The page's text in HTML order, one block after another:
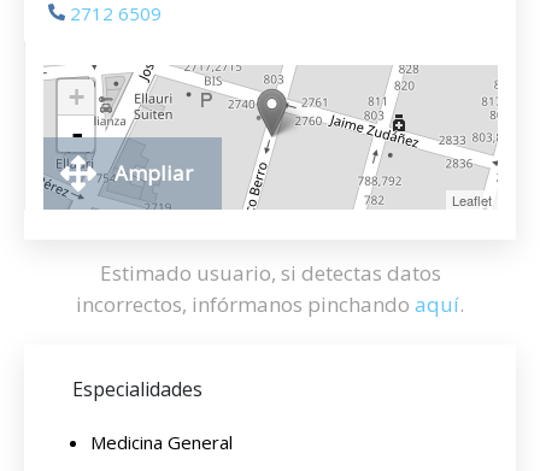
2712 6509
+
-
Leaflet
Ampliar
Estimado usuario, si detectas datos
incorrectos, infórmanos pinchando aquí.
Especialidades
Medicina General